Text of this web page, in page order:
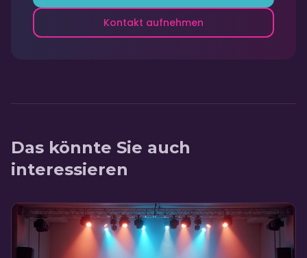
Kontakt aufnehmen
Das könnte Sie auch
interessieren